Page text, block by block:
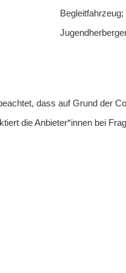
dass auf Grund der
die Anbieter*innen bei